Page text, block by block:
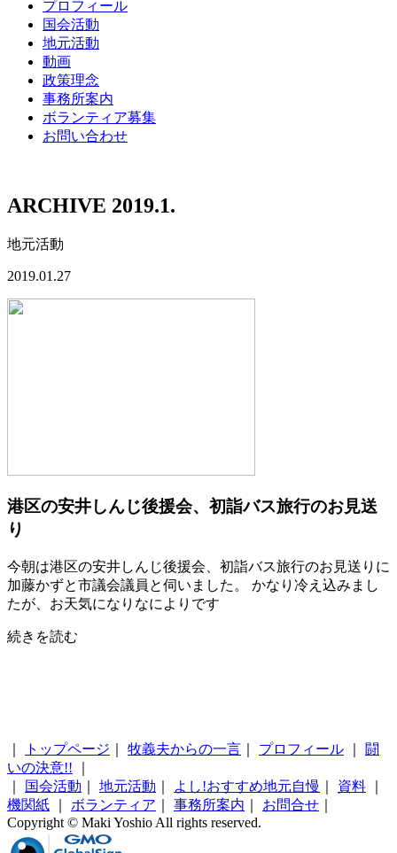
プロフィール
国会活動
地元活動
動画
政策理念
事務所案内
ボランティア募集
お問い合わせ
ARCHIVE 2019.1.
地元活動
2019.01.27
港区の安井しんじ後援会、初詣バス旅行のお見送
り
今朝は港区の安井しんじ後援会、初詣バス旅行のお見送りに
加藤かずと市議会議員と伺いました。 かなり冷え込みまし
たが、お天気になりなによりです
続きを読む
トップページ 牧義夫からの一言 プロフィール
闘
いの決意!!
国会活動 地元活動 よし!おすすめ地元自慢 資料
機関紙
ボランティア 事務所案内 お問合せ
Copyright © Maki Yoshio All rights reserved.